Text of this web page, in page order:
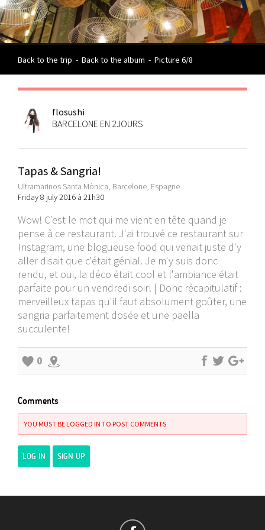
Back to the trip - Back to the album - Picture 6/8
flosushi
BARCELONE EN 2JOURS
Tapas & Sangria!
Ultramarinos Santa Mònica, Barcelone, Espagne
Friday 8 july 2016 à 21h30
Wow! C'est le mot qui me vient en tête quand je
pense à ce restaurant. J'ai trouvé ce restaurant sur
Instagram, une blogueuse food qui venait juste d'y
aller disait que c'était génial. Je m'y suis donc
rendu, et oui, la déco était cool et l'ambiance était
parfaite pour un vendredi soir! | Donc récapitulatif :
merveilleux tapas qu'il faut absolument goûter, une
sangria parfaitement dosée et une paella
succulente!
0
Comments
YOU MUST BE LOGGED IN TO POST COMMENTS
LOG IN SIGN UP